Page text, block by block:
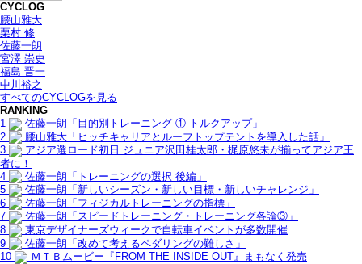
CYCLOG
腰山雅大
栗村 修
佐藤一朗
宮澤 崇史
福島 晋一
中川裕之
すべてのCYCLOGを見る
RANKING
1
佐藤一朗「目的別トレーニング ① トルクアップ」
2
腰山雅大「ヒッチキャリアとルーフトップテントを導入した話」
3
アジア選ロード初日 ジュニア沢田桂太郎・梶原悠未が揃ってアジア王
者に！
4
佐藤一朗「トレーニングの選択 後編」
5
佐藤一朗「新しいシーズン・新しい目標・新しいチャレンジ」
6
佐藤一朗「フィジカルトレーニングの指標」
7
佐藤一朗「スピードトレーニング・トレーニング各論③」
8
東京デザイナーズウィークで自転車イベントが多数開催
9
佐藤一朗「改めて考えるペダリングの難しさ」
10
ＭＴＢムービー『FROM THE INSIDE OUT』まもなく発売